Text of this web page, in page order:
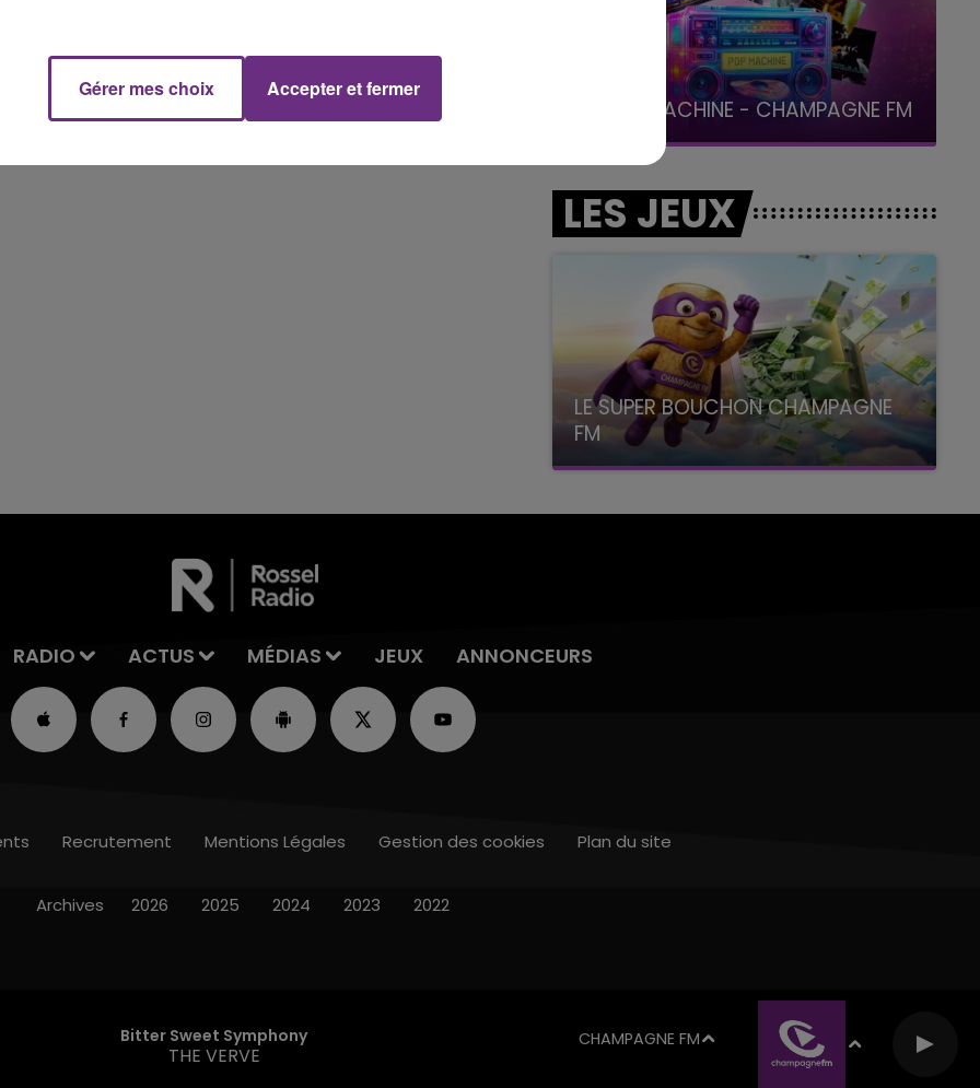
15h00 - 19h00
Le Club Champagne FM LA POP MACHINE - CHAMPAGNE FM
LES JEUX
LE SUPER BOUCHON CHAMPAGNE
FM
avec La Famille Champagne FM, à 8H10
RADIO ACTUS MÉDIAS JEUX ANNONCEURS
Bitter Sweet Symphony
THE VERVE
CHAMPAGNE FM
Recrutement Mentions Légales Gestion des cookies Plan du site
Archives 2026 2025 2024 2023 2022
Gérer mes choix Accepter et fermer